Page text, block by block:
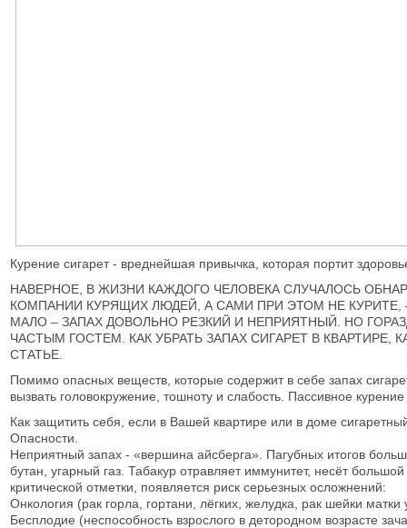
Курение сигарет - вреднейшая привычка, которая портит
НАВЕРНОЕ, В ЖИЗНИ КАЖДОГО ЧЕЛОВЕКА СЛУЧАЛОСЬ
КОМПАНИИ КУРЯЩИХ ЛЮДЕЙ, А САМИ ПРИ ЭТОМ НЕ
МАЛО – ЗАПАХ ДОВОЛЬНО РЕЗКИЙ И НЕПРИЯТНЫЙ. НО
ЧАСТЫМ ГОСТЕМ. КАК УБРАТЬ ЗАПАХ СИГАРЕТ В
СТАТЬЕ.
Помимо опасных веществ, которые содержит в себе запах
вызвать головокружение, тошноту и слабость. Пассивное
Как защитить себя, если в Вашей квартире или в доме
Опасности.
Неприятный запах - «вершина айсберга». Пагубных итогов
бутан, угарный газ. Табакур отравляет иммунитет, несёт
критической отметки, появляется риск серьезных осложнений:
Онкология (рак горла, гортани, лёгких, желудка, рак шейки
Бесплодие (неспособность взрослого в детородном возрасте